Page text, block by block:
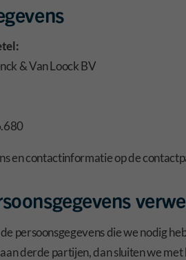
& Van Loock BV
en contactinformatie op de
persoonsgegevens die we nodig
derde partijen, dan sluiten we